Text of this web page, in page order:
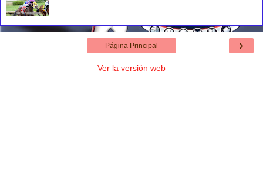
›
Página Principal
Ver la versión web